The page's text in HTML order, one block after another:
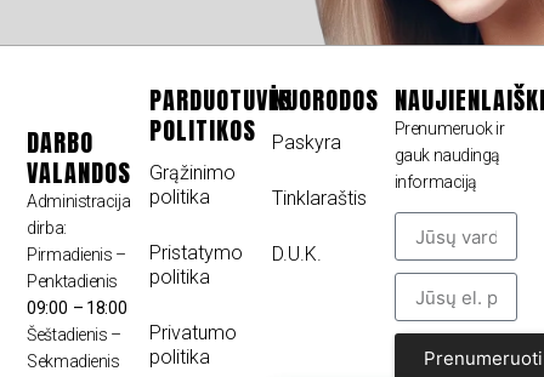
DARBO
VALANDOS
Administracija
dirba:
Pirmadienis –
Penktadienis
09:00 – 18:00
Šeštadienis –
Sekmadienis
PARDUOTUVĖS
POLITIKOS
Grąžinimo
politika
Pristatymo
politika
Privatumo
politika
NUORODOS
Paskyra
Tinklaraštis
D.U.K.
Prenumeruok ir
gauk naudingą
informaciją
Prenumeruoti